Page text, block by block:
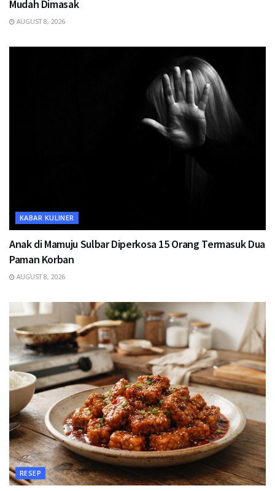
Mudah Dimasak
AUGUST 8, 2026
KABAR KULINER
Anak di Mamuju Sulbar Diperkosa 15 Orang Termasuk Dua
Paman Korban
AUGUST 8, 2026
RESEP